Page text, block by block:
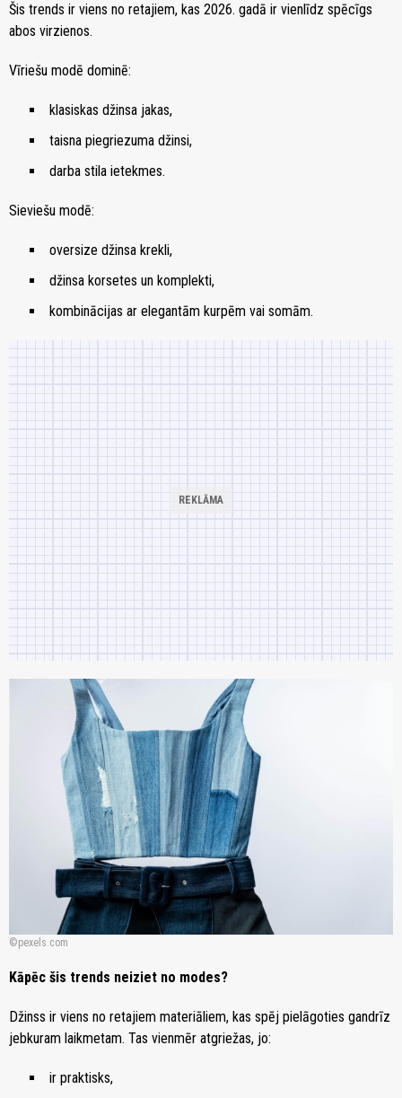
Šis trends ir viens no retajiem, kas 2026. gadā ir vienlīdz spēcīgs
abos virzienos.
Vīriešu modē dominē:
klasiskas džinsa jakas,
taisna piegriezuma džinsi,
darba stila ietekmes.
Sieviešu modē:
oversize džinsa krekli,
džinsa korsetes un komplekti,
kombinācijas ar elegantām kurpēm vai somām.
pexels.com
Kāpēc šis trends neiziet no modes?
Džinss ir viens no retajiem materiāliem, kas spēj pielāgoties gandrīz
jebkuram laikmetam. Tas vienmēr atgriežas, jo:
ir praktisks,